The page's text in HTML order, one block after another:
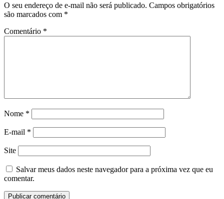
O seu endereço de e-mail não será publicado. Campos obrigatórios
são marcados com *
Comentário *
Nome *
E-mail *
Site
Salvar meus dados neste navegador para a próxima vez que eu
comentar.